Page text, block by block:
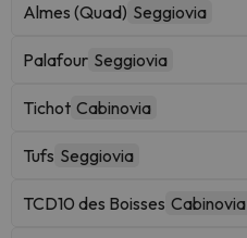
Almes (Quad) Seggiovia
Palafour Seggiovia
Tichot Cabinovia
Tufs Seggiovia
TCD10 des Boisses Cabinovia